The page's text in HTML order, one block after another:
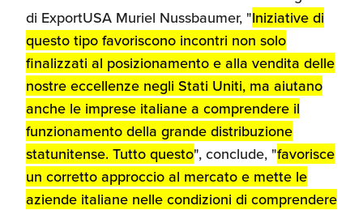
di ExportUSA Muriel Nussbaumer, "Iniziative di
questo tipo favoriscono incontri non solo
finalizzati al posizionamento e alla vendita delle
nostre eccellenze negli Stati Uniti, ma aiutano
anche le imprese italiane a comprendere il
funzionamento della grande distribuzione
statunitense. Tutto questo", conclude, "favorisce
un corretto approccio al mercato e mette le
aziende italiane nelle condizioni di comprendere